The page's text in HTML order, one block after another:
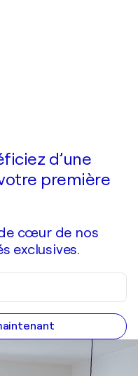
d’une
première
cœur de nos
exclusives.